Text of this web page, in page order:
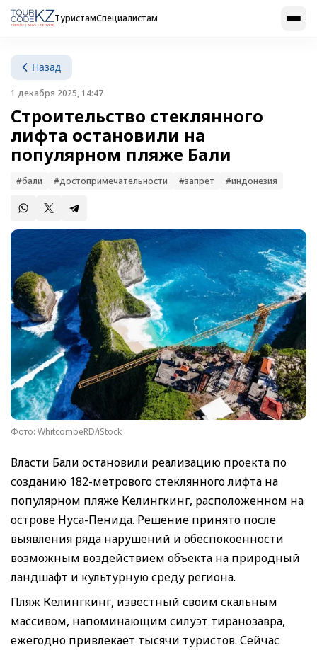
ТуристамСпециалистам
Назад
1 декабря 2025, 14:47
Строительство стеклянного
лифта остановили на
популярном пляже Бали
#бали #достопримечательности #запрет #индонезия
Фото: WhitcombeRD/iStock
Власти Бали остановили реализацию проекта по
созданию 182-метрового стеклянного лифта на
популярном пляже Келингкинг, расположенном на
острове Нуса-Пенида. Решение принято после
выявления ряда нарушений и обеспокоенности
возможным воздействием объекта на природный
ландшафт и культурную среду региона.
Пляж Келингкинг, известный своим скальным
массивом, напоминающим силуэт тиранозавра,
ежегодно привлекает тысячи туристов. Сейчас